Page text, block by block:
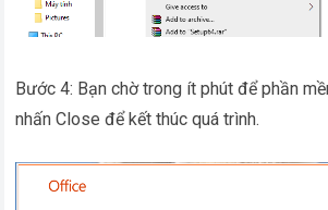
Bước 4: Bạn chờ trong ít phút để phần
nhấn Close để kết thúc quá trình.